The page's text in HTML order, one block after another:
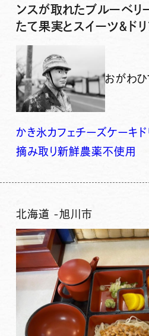
ンスが取れたブルーベリ
たて果実とスイーツ＆ド
おがわひ
かき氷 カフェチーズケーキ
摘み取り新鮮農薬不使用
北海道 -旭川市